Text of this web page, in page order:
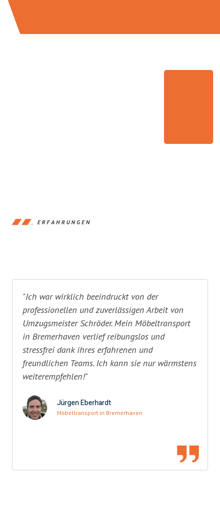
ERFAHRUNGEN
"Ich war wirklich beeindruckt von der
professionellen und zuverlässigen Arbeit von
Umzugsmeister Schröder. Mein Möbeltransport
in Bremerhaven verlief reibungslos und
stressfrei dank ihres erfahrenen und
freundlichen Teams. Ich kann sie nur wärmstens
weiterempfehlen!"
Jürgen Eberhardt
Möbeltransport in Bremerhaven